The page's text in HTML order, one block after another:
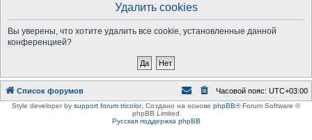
Удалить cookies
Вы уверены, что хотите удалить все cookie, установленные данной
конференцией?
Список форумов Часовой пояс: UTC+03:00
Style developer by support forum tricolor, Создано на основе phpBB® Forum Software ©
phpBB Limited
Русская поддержка phpBB